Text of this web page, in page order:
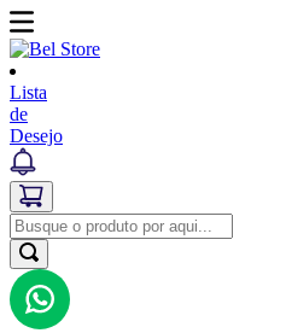
Lista
de
Desejo